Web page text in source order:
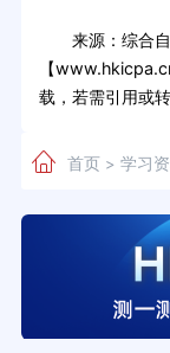
来源：综合自
【
载，若需引用或
首页> 学习